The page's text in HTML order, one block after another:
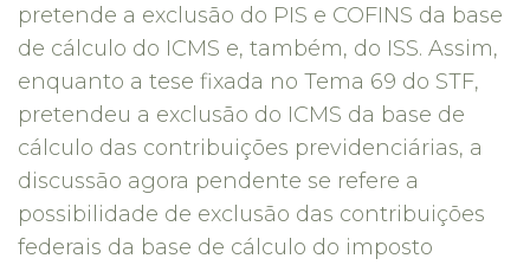
pretende a exclusão do PIS e COFINS da base
de cálculo do ICMS e, também, do ISS. Assim,
enquanto a tese fixada no Tema 69 do STF,
pretendeu a exclusão do ICMS da base de
cálculo das contribuições previdenciárias, a
discussão agora pendente se refere a
possibilidade de exclusão das contribuições
federais da base de cálculo do imposto